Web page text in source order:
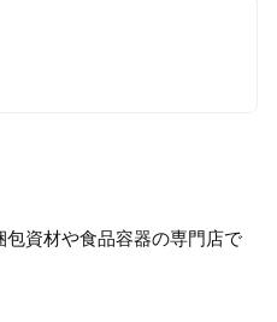
資材や食品容器の専門店で